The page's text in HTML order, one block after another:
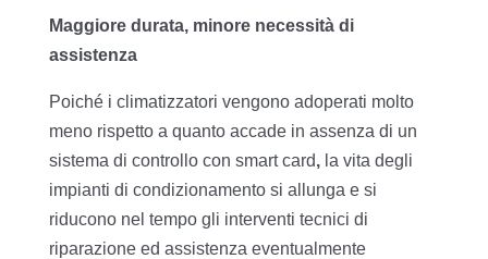
Maggiore durata, minore necessità di
assistenza
Poiché i climatizzatori vengono adoperati molto
meno rispetto a quanto accade in assenza di un
sistema di controllo con smart card, la vita degli
impianti di condizionamento si allunga e si
riducono nel tempo gli interventi tecnici di
riparazione ed assistenza eventualmente